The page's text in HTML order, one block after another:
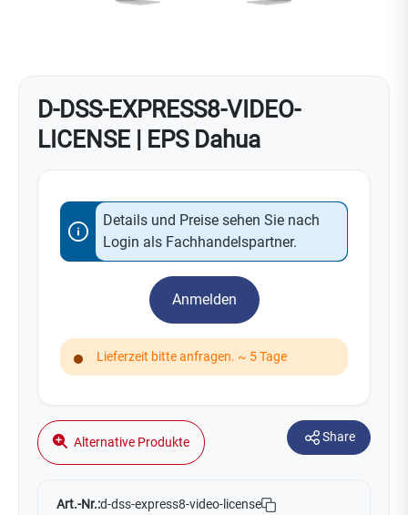
D-DSS-EXPRESS8-VIDEO-
LICENSE | EPS Dahua
Details und Preise sehen Sie nach
Login als Fachhandelspartner.
Anmelden
Lieferzeit bitte anfragen. ~ 5 Tage
Alternative Produkte Share
Art.-Nr.:d-dss-express8-video-license